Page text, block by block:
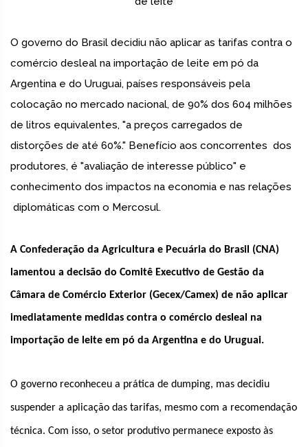
O governo do Brasil decidiu não aplicar as tarifas contra o
comércio desleal na importação de leite em pó da
Argentina e do Uruguai, países responsáveis pela
colocação no mercado nacional, de 90% dos 604 milhões
de litros equivalentes, "a preços carregados de
distorções de até 60%." Benefício aos concorrentes dos
produtores, é "avaliação de interesse público" e
conhecimento dos impactos na economia e nas relações
diplomáticas com o Mercosul.
A Confederação da Agricultura e Pecuária do Brasil (CNA)
lamentou a decisão do Comitê Executivo de Gestão da
Câmara de Comércio Exterior (Gecex/Camex) de não aplicar
imediatamente medidas contra o comércio desleal na
importação de leite em pó da Argentina e do Uruguai.
O governo reconheceu a prática de dumping, mas decidiu
suspender a aplicação das tarifas, mesmo com a recomendação
técnica. Com isso, o setor produtivo permanece exposto às